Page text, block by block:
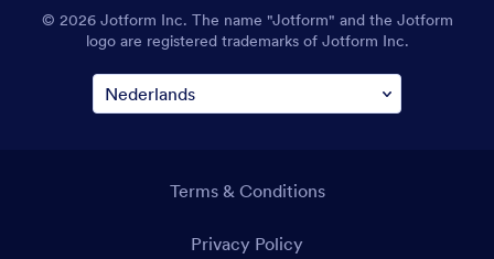
© 2026 Jotform Inc. The name "Jotform" and the Jotform
logo are registered trademarks of Jotform Inc.
Terms & Conditions
Privacy Policy